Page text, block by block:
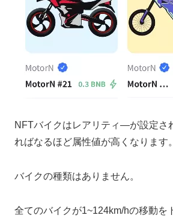
NFTバイクはレアリティ―が設定さ
ればなるほど属性値が高くなります。
バイクの種類はありません。
全てのバイクが1~124km/hの移動を